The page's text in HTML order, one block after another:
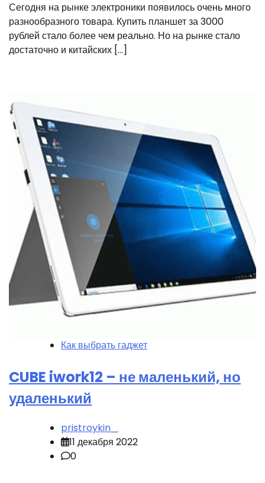
Сегодня на рынке электроники появилось очень много
разнообразного товара. Купить планшет за 3000
рублей стало более чем реально. Но на рынке стало
достаточно и китайских […]
Как выбрать гаджет
CUBE iwork12 – не маленький, но
удаленький
pristroykin_
11 декабря 2022
0